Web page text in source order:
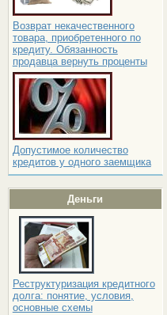
Возврат некачественного
товара, приобретенного по
кредиту. Обязанность
продавца вернуть проценты
Допустимое количество
кредитов у одного заемщика
Деньги
Реструктуризация кредитного
долга: понятие, условия,
основные схемы